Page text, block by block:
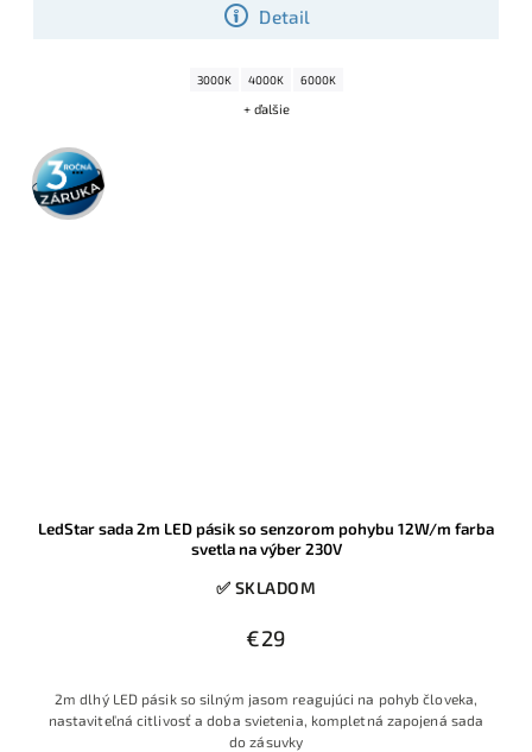
Detail
3000K 4000K 6000K
+ ďalšie
3 roky
záruka
LedStar sada 2m LED pásik so senzorom pohybu 12W/m farba
svetla na výber 230V
✅ SKLADOM
€29
2m dlhý LED pásik so silným jasom reagujúci na pohyb človeka,
nastaviteľná citlivosť a doba svietenia, kompletná zapojená sada
do zásuvky